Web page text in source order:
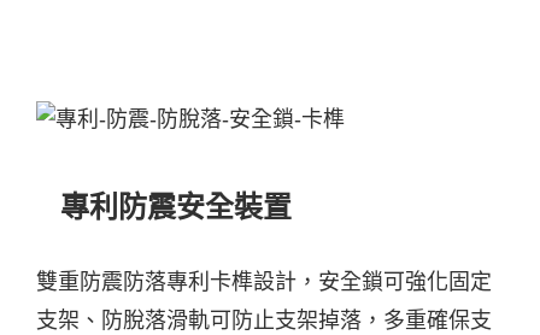
專利防震安全裝置
雙重防震防落專利卡榫設計，安全鎖可強化固定
支架、防脫落滑軌可防止支架掉落，多重確保支